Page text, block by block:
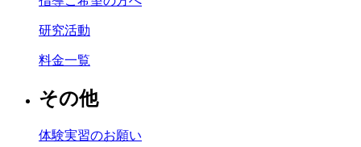
研究活動
料金一覧
その他
体験実習のお願い